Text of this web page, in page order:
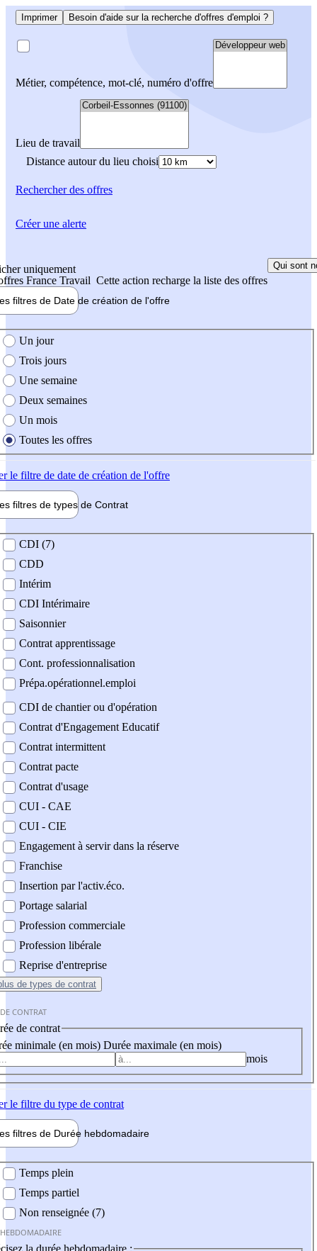
Imprimer Besoin d'aide sur la recherche d'offres d'emploi ?
Métier, compétence, mot-clé, numéro d'offre
Lieu de travail
Distance autour du lieu choisi
Rechercherdes offres
uniquement
France Travail Cette action recharge la liste des offres
Qui sont
filtres de Date de création de l'offre
création de l'offre
Un jour
Trois jours
Une semaine
Deux semaines
Un mois
Toutes les offres
le filtre de date de création de l'offre
filtres de types de Contrat
contrat
CDI (7)
CDD
Intérim
CDI Intérimaire
Saisonnier
Contrat apprentissage
Cont. professionnalisation
Prépa.opérationnel.emploi
CDI de chantier ou d'opération
Contrat d'Engagement Educatif
Contrat intermittent
Contrat pacte
Contrat d'usage
CUI - CAE
CUI - CIE
Engagement à servir dans la réserve
Franchise
Insertion par l'activ.éco.
Portage salarial
Profession commerciale
Profession libérale
Reprise d'entreprise
de types de contrat
CONTRAT
de contrat
minimale (en mois) Durée maximale (en mois)
mois
le filtre du type de contrat
filtres de Durée hebdomadaire
Temps plein
Temps partiel
Non renseignée (7)
Créer une alerte